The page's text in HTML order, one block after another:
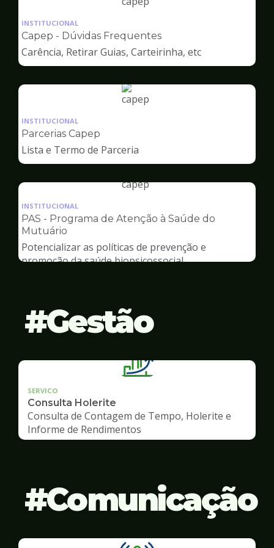
Ilustração
pagina
de
Capep
INSTITUCIONAL
Capep - Dúvidas Frequentes
Carência, Retirar Guias, Carteirinha, etc
Ilustração
Capep
INSTITUCIONAL
Parcerias Capep
Lista e Termo de Parceria
Ilustração
pagina
Capep
INSTITUCIONAL
PAS - Programa de Atenção à Saúde do
Mutuário
Potencializar as políticas de prevenção e
promoção da saúde biopsicossocial
Gestão
SERVICO
Consulta Holerite
Consulta de Contagem de Tempo, Holerite e
Informe de Rendimentos
Comunicação